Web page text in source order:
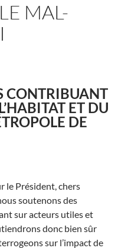
MAL-
CONTRIBUANT
ET DU
DE
le Président, chers
soutenons des
sur acteurs utiles et
donc bien sûr
sur l’impact de